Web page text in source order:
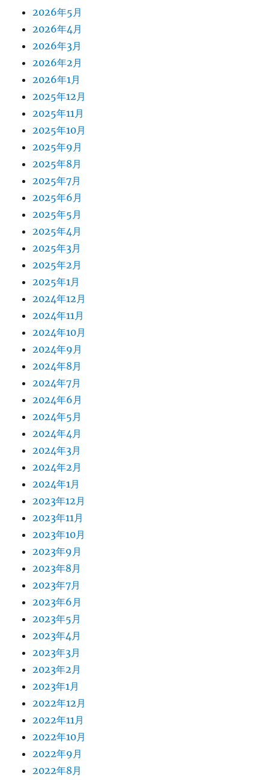
2026年5月
2026年4月
2026年3月
2026年2月
2026年1月
2025年12月
2025年11月
2025年10月
2025年9月
2025年8月
2025年7月
2025年6月
2025年5月
2025年4月
2025年3月
2025年2月
2025年1月
2024年12月
2024年11月
2024年10月
2024年9月
2024年8月
2024年7月
2024年6月
2024年5月
2024年4月
2024年3月
2024年2月
2024年1月
2023年12月
2023年11月
2023年10月
2023年9月
2023年8月
2023年7月
2023年6月
2023年5月
2023年4月
2023年3月
2023年2月
2023年1月
2022年12月
2022年11月
2022年10月
2022年9月
2022年8月